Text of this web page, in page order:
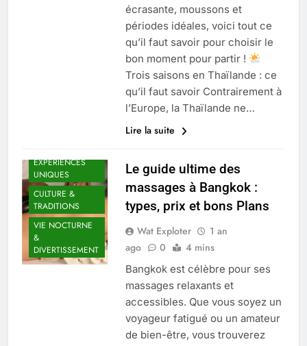
écrasante, moussons et
périodes idéales, voici tout ce
qu’il faut savoir pour choisir le
bon moment pour partir !
Trois saisons en Thaïlande : ce
qu’il faut savoir Contrairement à
l’Europe, la Thaïlande ne…
Lire la suite
EXPÉRIENCES
UNIQUES
CULTURE &
TRADITIONS
VIE NOCTURNE
&
DIVERTISSEMENT
Le guide ultime des
massages à Bangkok :
types, prix et bons Plans
Wat Exploter
1 an
ago
0 4 mins
Bangkok est célèbre pour ses
massages relaxants et
accessibles. Que vous soyez un
voyageur fatigué ou un amateur
de bien-être, vous trouverez